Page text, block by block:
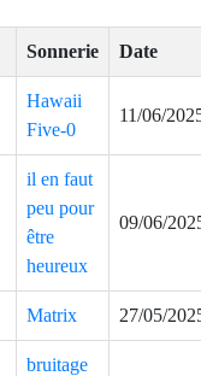
Sonnerie Date
Hawaii
Five-0
11/06/
il en faut
peu pour
être
heureux
09/06/
Matrix 27/05/
bruitage